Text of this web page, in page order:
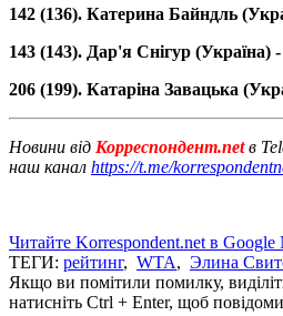
142 (136). Катерина Байндль
143 (143). Дар'я Снігур (Україна)
206 (199). Катаріна Завацька
Новини від Корреспондент.netв
наш канал https://t.me/
Читайте Korrespondent.net в Google
ТЕГИ: рейтинг, WTA, Элина
Якщо ви помітили помилку,
натисніть Ctrl + Enter, щоб